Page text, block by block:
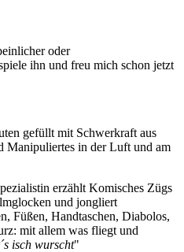
oder
ihn und freu mich schon jetzt
gefüllt mit Schwerkraft aus
Manipuliertes in der Luft und am
erzählt Komisches Zügs
und jongliert
Füßen, Handtaschen, Diabolos,
mit allem was fliegt und
isch wurscht"